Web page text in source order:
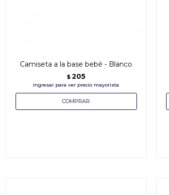
Camiseta a la base bebé - Blanco
$ 205